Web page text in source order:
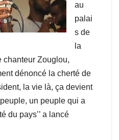
au
palai
s de
la
chanteur Zouglou,
dénoncé la cherté de
la vie là, ça devient
un peuple qui a
du pays’’ a lancé